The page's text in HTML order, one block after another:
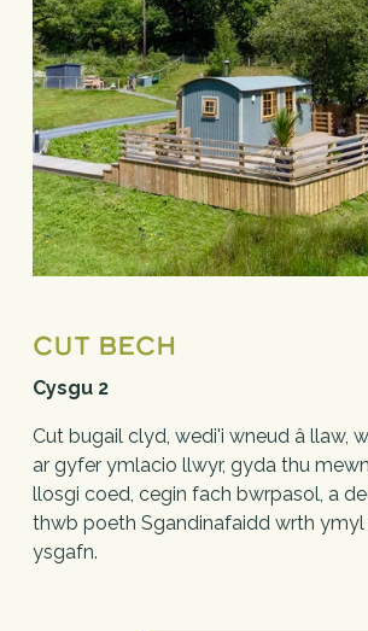
Cut Bech
Cysgu 2
Cut bugail clyd, wedi'i wneud â llaw,
ar gyfer ymlacio llwyr, gyda thu
llosgi coed, cegin fach bwrpasol, a
thwb poeth Sgandinafaidd wrth ymyl
ysgafn.